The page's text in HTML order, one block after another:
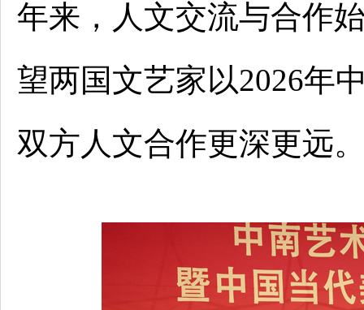
年来，人文交流与合作
望两国文艺家以2026年
双方人文合作更深更远